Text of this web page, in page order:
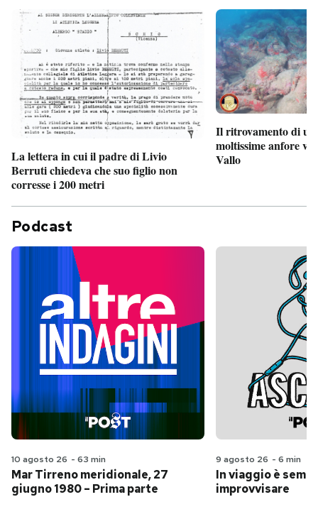
La lettera in cui il padre di Livio
Berruti chiedeva che suo figlio non
corresse i 200 metri
Il ritrovamento di
moltissime anfore
Vallo
Podcast
10 agosto 26 - 63 min
Mar Tirreno meridionale, 27
giugno 1980 – Prima parte
9 agosto 26 - 6 min
In viaggio è
improvvisare